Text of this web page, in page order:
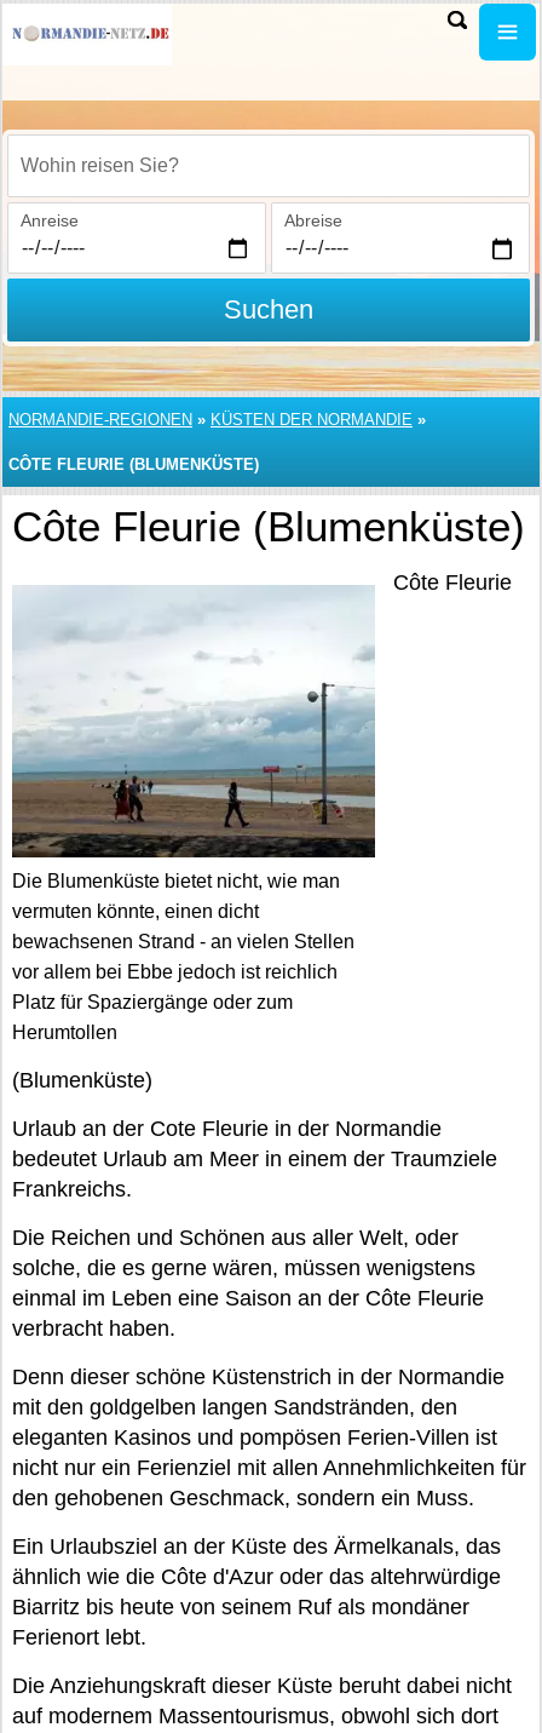
Wohin reisen Sie?
Anreise Abreise
Suchen
NORMANDIE-REGIONEN » KÜSTEN DER NORMANDIE »
CÔTE FLEURIE (BLUMENKÜSTE)
Côte Fleurie (Blumenküste)
Die Blumenküste bietet nicht, wie man
vermuten könnte, einen dicht
bewachsenen Strand - an vielen Stellen
vor allem bei Ebbe jedoch ist reichlich
Platz für Spaziergänge oder zum
Herumtollen
Côte Fleurie
(Blumenküste)
Urlaub an der Cote Fleurie in der Normandie
bedeutet Urlaub am Meer in einem der Traumziele
Frankreichs.
Die Reichen und Schönen aus aller Welt, oder
solche, die es gerne wären, müssen wenigstens
einmal im Leben eine Saison an der Côte Fleurie
verbracht haben.
Denn dieser schöne Küstenstrich in der Normandie
mit den goldgelben langen Sandstränden, den
eleganten Kasinos und pompösen Ferien-Villen ist
nicht nur ein Ferienziel mit allen Annehmlichkeiten für
den gehobenen Geschmack, sondern ein Muss.
Ein Urlaubsziel an der Küste des Ärmelkanals, das
ähnlich wie die Côte d'Azur oder das altehrwürdige
Biarritz bis heute von seinem Ruf als mondäner
Ferienort lebt.
Die Anziehungskraft dieser Küste beruht dabei nicht
auf modernem Massentourismus, obwohl sich dort